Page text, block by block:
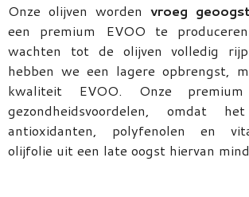
Onze olijven worden vroeg
een premium EVOO te
wachten tot de olijven volledig
hebben we een lagere opbrengst,
kwaliteit EVOO. Onze
gezondheidsvoordelen, omdat
antioxidanten, polyfenolen en
olijfolie uit een late oogst hiervan